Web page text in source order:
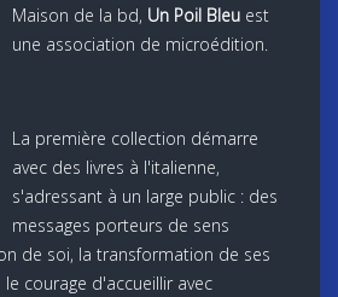
Maison de la bd, Un Poil Bleu est
une association de microédition.
La première collection démarre
avec des livres à l'italienne,
s'adressant à un large public : des
messages porteurs de sens
de soi, la transformation de ses
courage d'accueillir avec